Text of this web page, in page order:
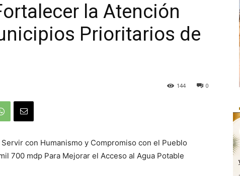
la Atención
Prioritarios de
0
144
con Humanismo y Compromiso con el Pueblo
700 mdp Para Mejorar el Acceso al Agua Potable